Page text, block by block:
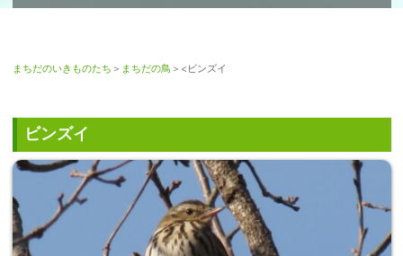
ー
まちだのいきものたち ＞ まちだの鳥 ＞<ビンズイ
ビンズイ